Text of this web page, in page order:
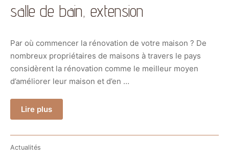
salle de bain, extension
Par où commencer la rénovation de votre maison ? De
nombreux propriétaires de maisons à travers le pays
considèrent la rénovation comme le meilleur moyen
d’améliorer leur maison et d’en …
Lire plus
Actualités